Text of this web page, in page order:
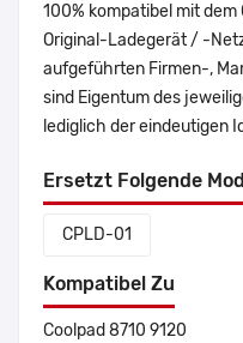
100% kompatibel mit
Original-Ladegerät / -
aufgeführten Firmen-,
sind Eigentum des
lediglich der eindeutigen
Ersetzt Folgende
CPLD-01
Kompatibel Zu
Coolpad 8710 9120